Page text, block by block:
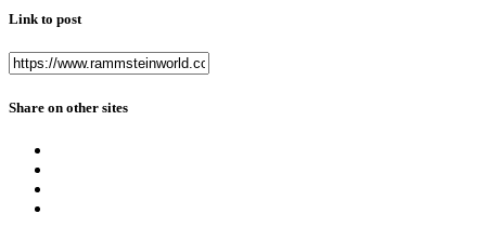
Link to post
Share on other sites